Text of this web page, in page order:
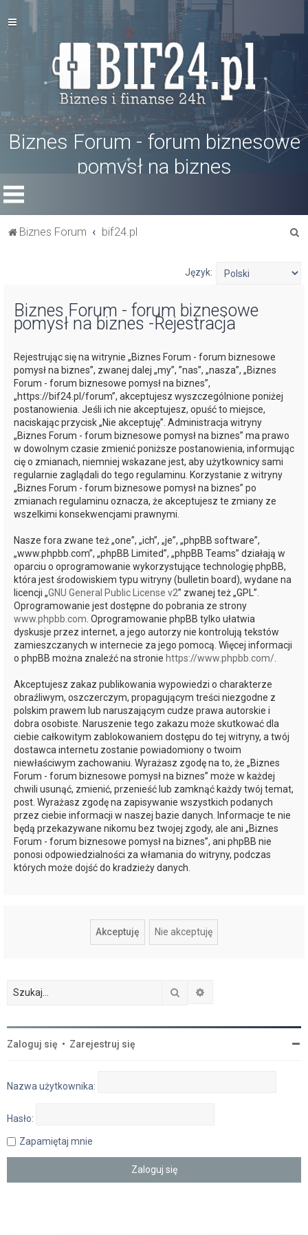
Biznes Forum - forum biznesowe
pomysł na biznes
Biznes Forum bif24.pl
Język:
Biznes Forum - forum biznesowe
pomysł na biznes -Rejestracja
Rejestrując się na witrynie „Biznes Forum - forum biznesowe
pomysł na biznes”, zwanej dalej „my”, ”nas”, „nasza”, „Biznes
Forum - forum biznesowe pomysł na biznes”,
„https://bif24.pl/forum”, akceptujesz wyszczególnione poniżej
postanowienia. Jeśli ich nie akceptujesz, opuść to miejsce,
naciskając przycisk „Nie akceptuję”. Administracja witryny
„Biznes Forum - forum biznesowe pomysł na biznes” ma prawo
w dowolnym czasie zmienić poniższe postanowienia, informując
cię o zmianach, niemniej wskazane jest, aby użytkownicy sami
regularnie zaglądali do tego regulaminu. Korzystanie z witryny
„Biznes Forum - forum biznesowe pomysł na biznes” po
zmianach regulaminu oznacza, że akceptujesz te zmiany ze
wszelkimi konsekwencjami prawnymi.
Nasze fora zwane też „one”, „ich”, „je”, „phpBB software”,
„www.phpbb.com”, „phpBB Limited”, „phpBB Teams” działają w
oparciu o oprogramowanie wykorzystujące technologię phpBB,
która jest środowiskiem typu witryny (bulletin board), wydane na
licencji „GNU General Public License v2” zwanej też „GPL”.
Oprogramowanie jest dostępne do pobrania ze strony
www.phpbb.com . Oprogramowanie phpBB tylko ułatwia
dyskusje przez internet, a jego autorzy nie kontrolują tekstów
zamieszczanych w internecie za jego pomocą. Więcej informacji
o phpBB można znaleźć na stronie https://www.phpbb.com/
Akceptujesz zakaz publikowania wypowiedzi o charakterze
obraźliwym, oszczerczym, propagującym treści niezgodne z
polskim prawem lub naruszającym cudze prawa autorskie i
dobra osobiste. Naruszenie tego zakazu może skutkować dla
ciebie całkowitym zablokowaniem dostępu do tej witryny, a twój
dostawca internetu zostanie powiadomiony o twoim
niewłaściwym zachowaniu. Wyrażasz zgodę na to, że „Biznes
Forum - forum biznesowe pomysł na biznes” może w każdej
chwili usunąć, zmienić, przenieść lub zamknąć każdy twój temat,
post. Wyrażasz zgodę na zapisywanie wszystkich podanych
przez ciebie informacji w naszej bazie danych. Informacje te nie
będą przekazywane nikomu bez twojej zgody, ale ani „Biznes
Forum - forum biznesowe pomysł na biznes”, ani phpBB nie
ponosi odpowiedzialności za włamania do witryny, podczas
których może dojść do kradzieży danych.
Szukaj
Zaloguj się • Zarejestruj się
Nazwa użytkownika:
Hasło:
Zapamiętaj mnie